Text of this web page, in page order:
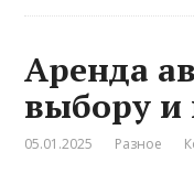
Аренда
выбору и
05.01.2025 Разное